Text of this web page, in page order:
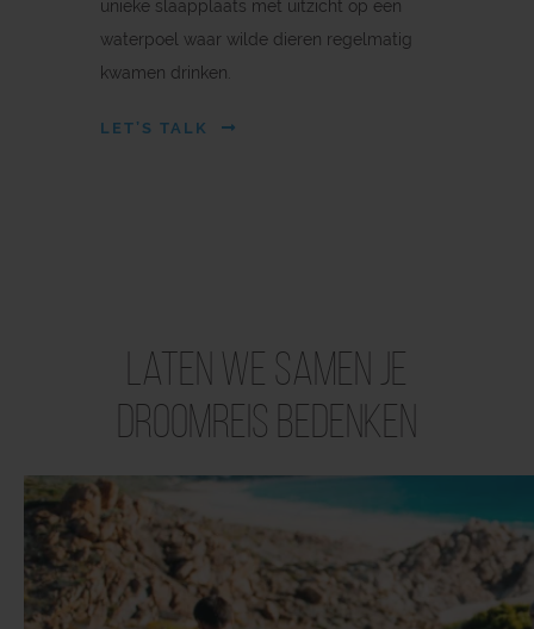
unieke slaapplaats met uitzicht op een
waterpoel waar wilde dieren regelmatig
kwamen drinken.
LET’S TALK
Laten we samen je
droomreis bedenken